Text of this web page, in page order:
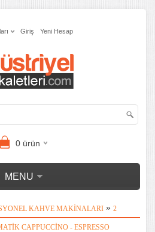
Giriş Yeni Hesap
0ürün
MENU
KAHVE MAKINALARI» 2
CAPPUCCINO - ESPRESSO